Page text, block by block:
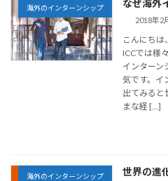
海外のインターンシップ なぜ海外
2018年2
こんにちは
ICCでは様
インターン
気です。イ
出てみると
まな経 […]
海外のインターンシップ 世界の進